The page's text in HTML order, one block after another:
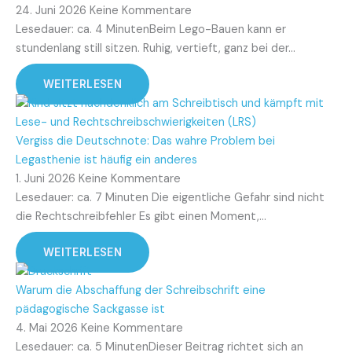
24. Juni 2026 Keine Kommentare
Lesedauer: ca. 4 MinutenBeim Lego-Bauen kann er
stundenlang still sitzen. Ruhig, vertieft, ganz bei der…
WEITERLESEN
Vergiss die Deutschnote: Das wahre Problem bei
Legasthenie ist häufig ein anderes
1. Juni 2026 Keine Kommentare
Lesedauer: ca. 7 Minuten Die eigentliche Gefahr sind nicht
die Rechtschreibfehler Es gibt einen Moment,…
WEITERLESEN
Warum die Abschaffung der Schreibschrift eine
pädagogische Sackgasse ist
4. Mai 2026 Keine Kommentare
Lesedauer: ca. 5 MinutenDieser Beitrag richtet sich an